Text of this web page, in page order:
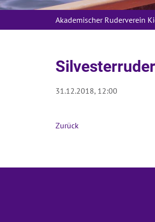
Hier bestätige
Mail Adresse
Akademischer Ruderverein
31.12.2018, 12:00
Zurück